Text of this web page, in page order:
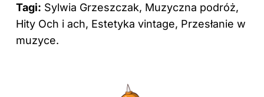
Tagi: Sylwia Grzeszczak, Muzyczna podróż,
Hity Och i ach, Estetyka vintage, Przesłanie w
muzyce.